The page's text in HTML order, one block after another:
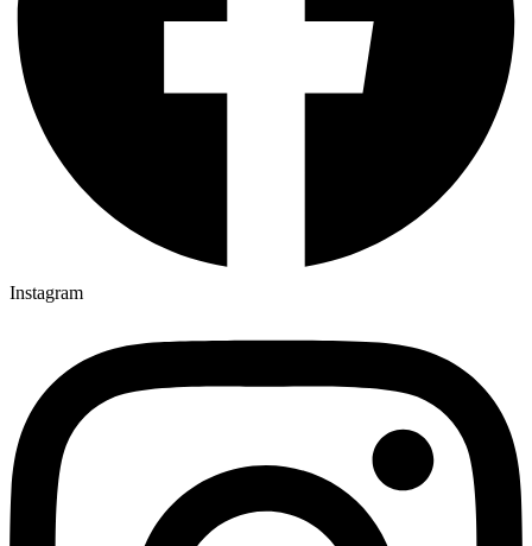
+ Anna a Jozef a rodičia
Dubnica
17:30
Instagram